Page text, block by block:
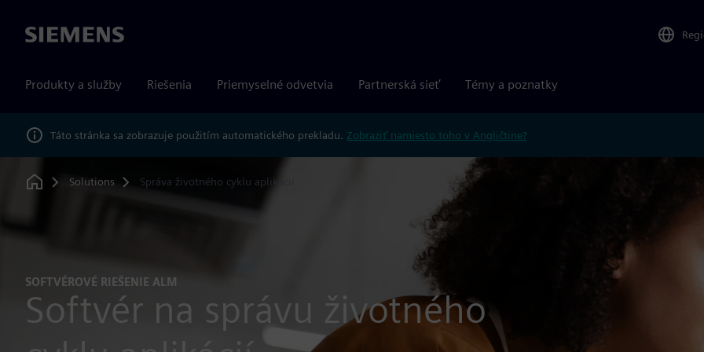
Siemens
Produkty a služby Riešenia Priemyselné odvetvia Partnerská sieť Témy a poznatky
Táto stránka sa zobrazuje použitím automatického prekladu. Zobraziť namiesto toho v Angličtine?
Home
Solutions Správa životného cyklu aplikácií
SOFTVÉROVÉ RIEŠENIE ALM
Softvér na správu životného